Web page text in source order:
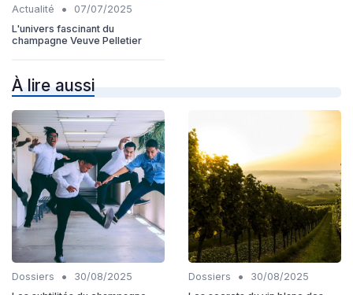
Actualité •
07/07/2025
L'univers fascinant du
champagne Veuve Pelletier
À lire aussi
Dossiers •
30/08/2025
Dossiers •
30/08/2025